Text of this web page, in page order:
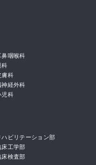
鼻咽喉科
科
膚科
神経外科
児科
ハビリテーション部
床工学部
床検査部